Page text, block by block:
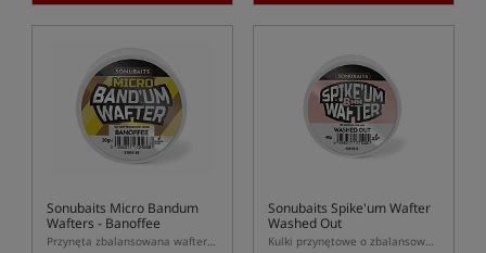
Sonubaits Micro Bandum
Wafters - Banoffee
Przynęta zbalansowana wafters w kształcie dumbells
Sonubaits Spike'um Wafter
Washed Out
Kulki przynętowe o zbalansowanej pływalności (wafters)